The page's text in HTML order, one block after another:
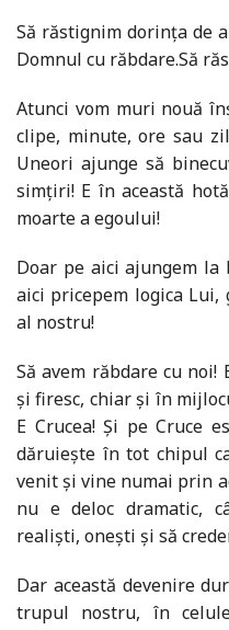
Să răstignim dorința de
Domnul cu răbdare.Să
Atunci vom muri nouă
clipe, minute, ore sau
Uneori ajunge să
simțiri! E în această
moarte a egoului!
Doar pe aici ajungem
aici pricepem logica
al nostru!
Să avem răbdare cu noi!
și firesc, chiar și în
E Crucea! Și pe Cruce
dăruiește în tot chipul
venit și vine numai prin
nu e deloc dramatic,
realiști, onești și să
Dar această devenire
trupul nostru, în